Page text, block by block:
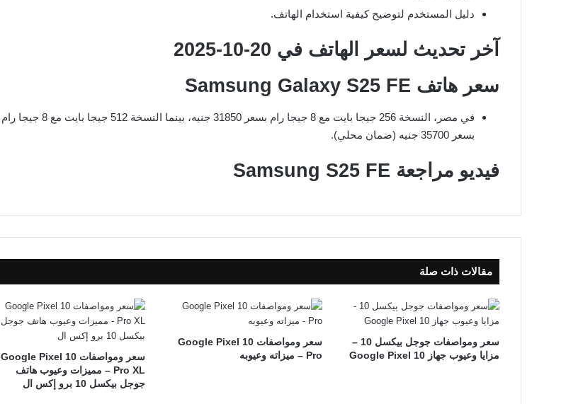
دليل المستخدم لتوضيح كيفية استخدام الهاتف.
آخر تحديث لسعر الهاتف في 20-10-2025
سعر هاتف Samsung Galaxy S25 FE
في مصر، النسخة 256 جيجا بايت مع 8 جيجا رام بسعر 31850 جنيه، بينما النسخة 512 جيجا بايت مع 8 جيجا رام
بسعر 35700 جنيه (ضمان محلي).
فيديو مراجعة Samsung S25 FE
مقالات ذات صلة
سعر ومواصفات جوجل بيكسل 10 –
مزايا وعيوب جهاز Google Pixel 10
سعر ومواصفات Google Pixel 10
Pro – ميزاته وعيوبه
سعر ومواصفات Google Pixel 10
Pro XL – مميزات وعيوب هاتف
جوجل بيكسل 10 برو إكس ال